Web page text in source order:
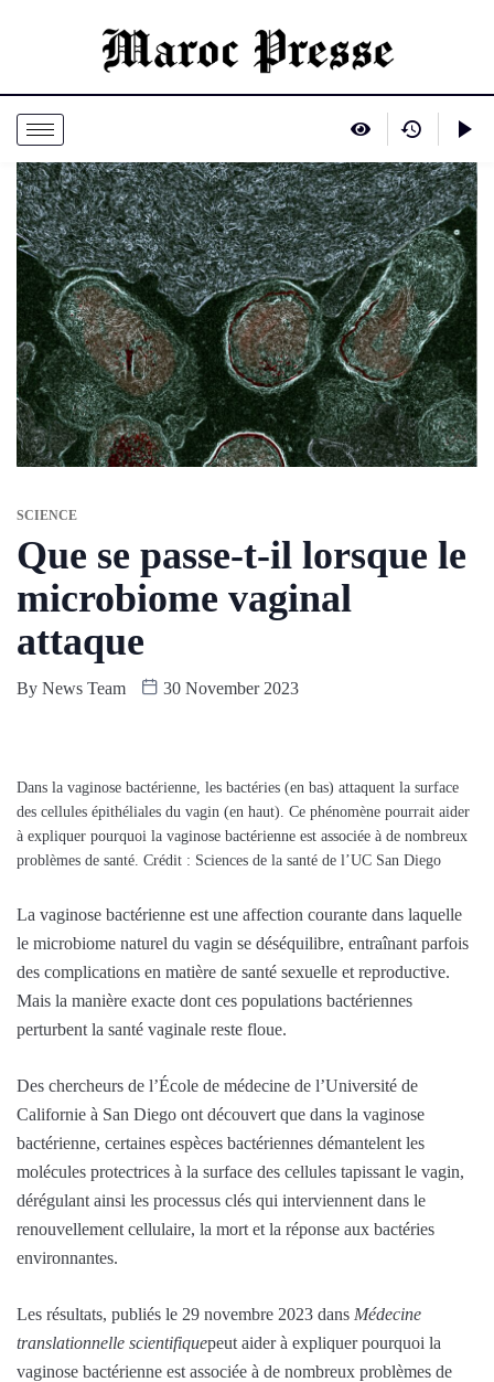
SCIENCE
Que se passe-t-il lorsque le
microbiome vaginal
attaque
By News Team 30 November 2023
Dans la vaginose bactérienne, les bactéries (en bas) attaquent la surface
des cellules épithéliales du vagin (en haut). Ce phénomène pourrait aider
à expliquer pourquoi la vaginose bactérienne est associée à de nombreux
problèmes de santé. Crédit : Sciences de la santé de l’UC San Diego
La vaginose bactérienne est une affection courante dans laquelle
le microbiome naturel du vagin se déséquilibre, entraînant parfois
des complications en matière de santé sexuelle et reproductive.
Mais la manière exacte dont ces populations bactériennes
perturbent la santé vaginale reste floue.
Des chercheurs de l’École de médecine de l’Université de
Californie à San Diego ont découvert que dans la vaginose
bactérienne, certaines espèces bactériennes démantelent les
molécules protectrices à la surface des cellules tapissant le vagin,
dérégulant ainsi les processus clés qui interviennent dans le
renouvellement cellulaire, la mort et la réponse aux bactéries
environnantes.
Les résultats, publiés le 29 novembre 2023 dans Médecine
translationnelle scientifiquepeut aider à expliquer pourquoi la
vaginose bactérienne est associée à de nombreux problèmes de